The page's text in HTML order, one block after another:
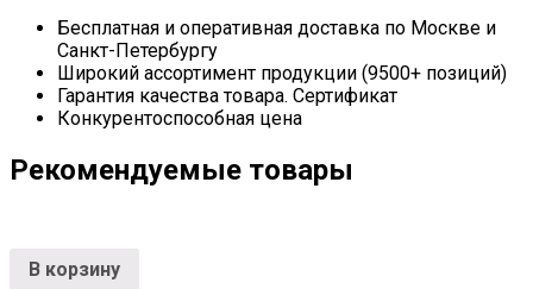
Бесплатная и оперативная доставка по Москве и
Санкт-Петербургу
Широкий ассортимент продукции (9500+ позиций)
Гарантия качества товара. Сертификат
Конкурентоспособная цена
Рекомендуемые товары
В корзину